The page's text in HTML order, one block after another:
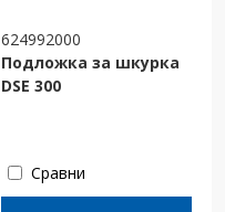
624992000
Подложка за шкурка
DSE 300
Сравни